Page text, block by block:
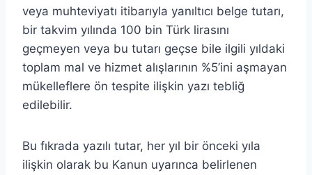
veya muhteviyatı itibarıyla yanıltıcı belge tutarı,
bir takvim yılında 100 bin Türk lirasını
geçmeyen veya bu tutarı geçse bile ilgili yıldaki
toplam mal ve hizmet alışlarının %5’ini aşmayan
mükelleflere ön tespite ilişkin yazı tebliğ
edilebilir.
Bu fıkrada yazılı tutar, her yıl bir önceki yıla
ilişkin olarak bu Kanun uyarınca belirlenen